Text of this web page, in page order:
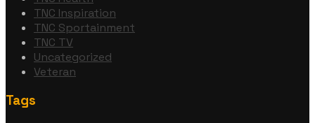
TNC Inspiration
TNC Sportainment
TNC TV
Uncategorized
Veteran
Tags